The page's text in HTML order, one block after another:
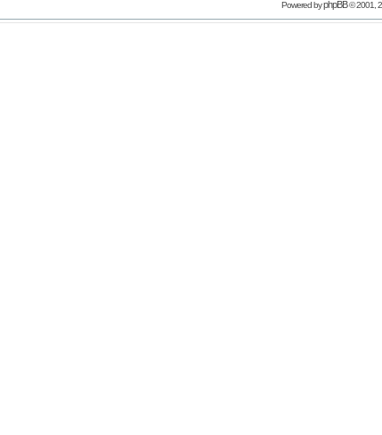
Powered byphpBB© 2001,